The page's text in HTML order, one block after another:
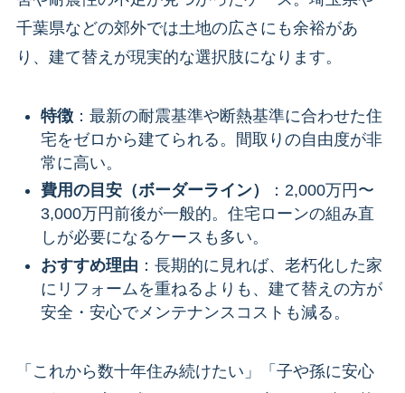
千葉県などの郊外では土地の広さにも余裕があ
り、建て替えが現実的な選択肢になります。
特徴：最新の耐震基準や断熱基準に合わせた住
宅をゼロから建てられる。間取りの自由度が非
常に高い。
費用の目安（ボーダーライン）
：2,000万円〜
3,000万円前後が一般的。住宅ローンの組み直
しが必要になるケースも多い。
おすすめ理由 ：長期的に見れば、老朽化した家
にリフォームを重ねるよりも、建て替えの方が
安全・安心でメンテナンスコストも減る。
「これから数十年住み続けたい」「子や孫に安心